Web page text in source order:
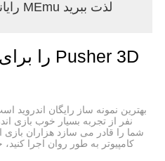
رایانه شخصی با MEmu لذت ببرید
نفر از تجربه بسیار خوب بازی
کامپیوتر به طور روان اجرا